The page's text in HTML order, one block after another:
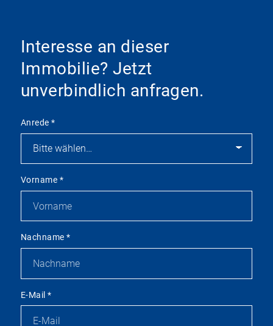
Interesse an dieser
Immobilie? Jetzt
unverbindlich anfragen.
Anrede*
Vorname *
Nachname*
E-Mail*